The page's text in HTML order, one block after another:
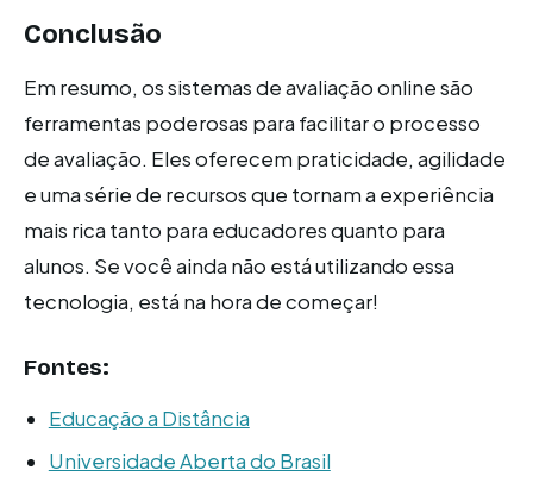
Conclusão
Em resumo, os sistemas de avaliação online são
ferramentas poderosas para facilitar o processo
de avaliação. Eles oferecem praticidade, agilidade
e uma série de recursos que tornam a experiência
mais rica tanto para educadores quanto para
alunos. Se você ainda não está utilizando essa
tecnologia, está na hora de começar!
Fontes:
Educação a Distância
Universidade Aberta do Brasil